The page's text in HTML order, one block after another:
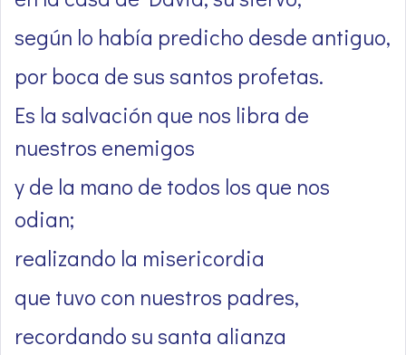
según lo había predicho desde antiguo,
por boca de sus santos profetas.
Es la salvación que nos libra de
nuestros enemigos
y de la mano de todos los que nos
odian;
realizando la misericordia
que tuvo con nuestros padres,
recordando su santa alianza